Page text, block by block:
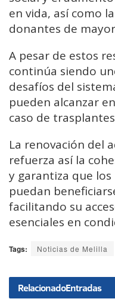
en vida, así como
donantes de
A pesar de estos
continúa siendo
desafíos del
pueden alcanzar
caso de
La renovación del
refuerza así la
y garantiza que
puedan
facilitando su
esenciales en
Tags: Noticias de Melilla
RelacionadoEntradas